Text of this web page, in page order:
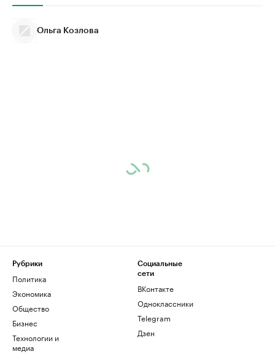
Ольга Козлова
Рубрики
Политика
Экономика
Общество
Бизнес
Технологии и
медиа
Социальные
сети
ВКонтакте
Одноклассники
Telegram
Дзен